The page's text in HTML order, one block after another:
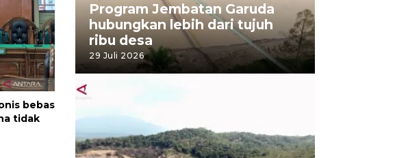
bebas
tidak
Program Jembatan Garuda
hubungkan lebih dari tujuh
ribu desa
29 Juli 2026